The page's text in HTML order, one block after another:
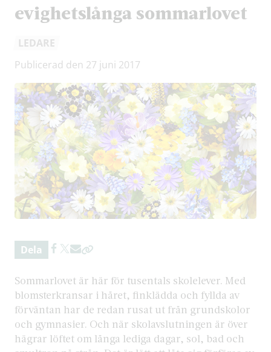
evighetslånga sommarlovet
LEDARE
Publicerad den 27 juni 2017
Dela
Sommarlovet är här för tusentals skolelever. Med
blomsterkransar i håret, finklädda och fyllda av
förväntan har de redan rusat ut från grundskolor
och gymnasier. Och när skolavslutningen är över
hägrar löftet om långa lediga dagar, sol, bad och